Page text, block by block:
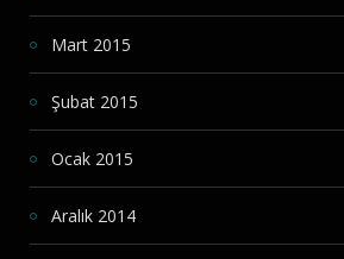
Mart 2015
Şubat 2015
Ocak 2015
Aralık 2014